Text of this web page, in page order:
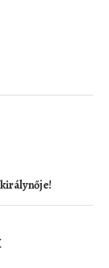
királynője!